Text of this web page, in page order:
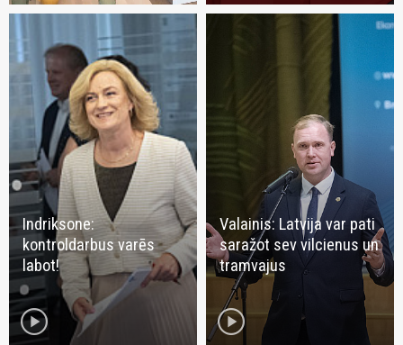
Indriksone:
kontroldarbus varēs
labot!
play_circle
Valainis: Latvija var pati
saražot sev vilcienus un
tramvajus
play_circle